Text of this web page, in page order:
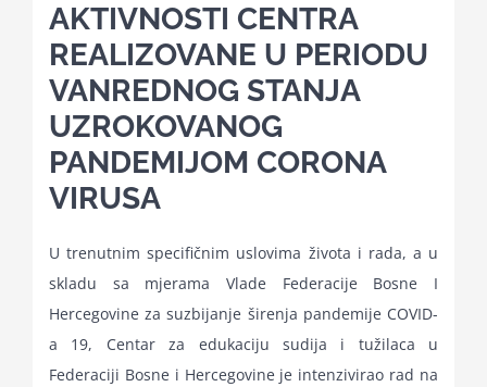
Projekti
Novosti
AKTIVNOSTI CENTRA
REALIZOVANE U PERIODU
VANREDNOG STANJA
UZROKOVANOG
PANDEMIJOM CORONA
VIRUSA
U trenutnim specifičnim uslovima života i rada, a u
skladu sa mjerama Vlade Federacije Bosne I
Hercegovine za suzbijanje širenja pandemije COVID-
a 19, Centar za edukaciju sudija i tužilaca u
Federaciji Bosne i Hercegovine je intenzivirao rad na